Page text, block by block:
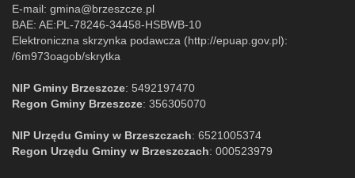
E-mail: gmina@brzeszcze.pl
BAE: AE:PL-78246-34458-HSBWB-10
Elektroniczna skrzynka podawcza (http://epuap.gov.pl):
/6m973oagob/skrytka
NIP Gminy Brzeszcze: 5492197470
Regon Gminy Brzeszcze: 356305070
NIP Urzędu Gminy w Brzeszczach: 6521005374
Regon Urzędu Gminy w Brzeszczach: 000523979